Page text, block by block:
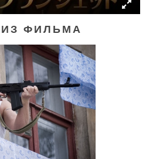
ФИЛЬМА